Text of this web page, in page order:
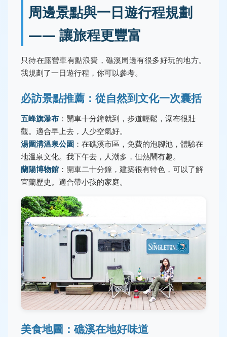
周邊景點與一日遊行程規劃
—— 讓旅程更豐富
只待在露營車有點浪費，礁溪周邊有很多好玩的地方。
我規劃了一日遊行程，你可以參考。
必訪景點推薦：從自然到文化一次囊括
五峰旗瀑布 ：開車十分鐘就到，步道輕鬆，瀑布很壯
觀。適合早上去，人少空氣好。
湯圍溝溫泉公園 ：在礁溪市區，免費的泡腳池，體驗在
地溫泉文化。我下午去，人潮多，但熱鬧有趣。
蘭陽博物館 ：開車二十分鐘，建築很有特色，可以了解
宜蘭歷史。適合帶小孩的家庭。
美食地圖：礁溪在地好味道